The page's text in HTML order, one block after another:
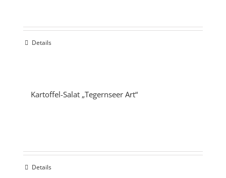
Details
Kartoffel-Salat „Tegernseer Art“
Details